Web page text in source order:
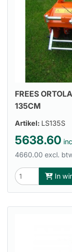
FREES
135CM
Artikel: LS135S
5638.60
4660.00 excl.
In